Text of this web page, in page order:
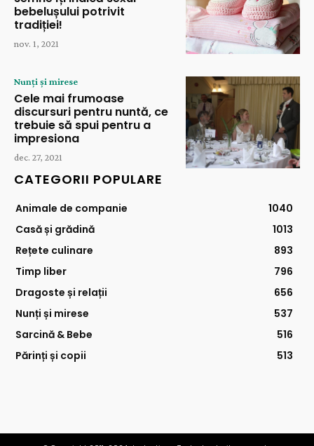
bebelușului potrivit
tradiției!
nov. 1, 2021
Nunți și mirese
Cele mai frumoase
discursuri pentru nuntă, ce
trebuie să spui pentru a
impresiona
dec. 27, 2021
CATEGORII POPULARE
Animale de companie
1040
Casă și grădină
1013
Rețete culinare
893
Timp liber
796
Dragoste și relații
656
Nunți și mirese
537
Sarcină & Bebe
516
Părinți și copii
513